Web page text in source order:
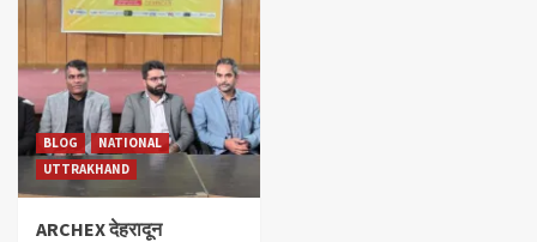
BLOG
NATIONAL
UTTRAKHAND
ARCHEX देहरादून